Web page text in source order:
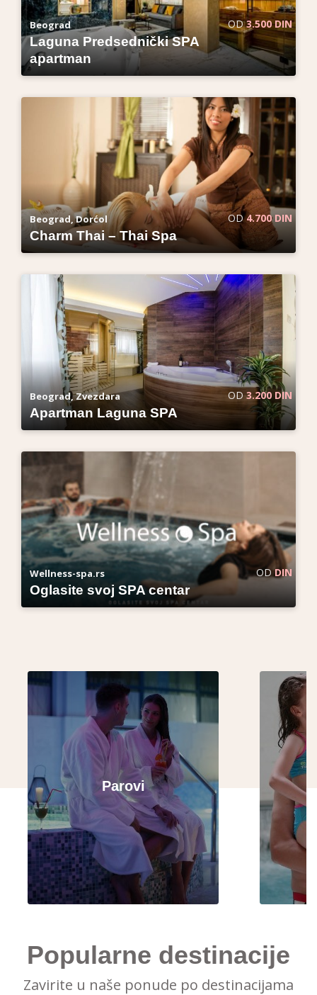
Beograd
Laguna Predsednički SPA
apartman
OD3.500 DIN
Beograd, Dorćol
Charm Thai – Thai Spa
OD4.700 DIN
Beograd, Zvezdara
Apartman Laguna SPA
OD3.200 DIN
Wellness-spa.rs
Oglasite svoj SPA centar
ODDIN
Parovi
Popularne destinacije
Zavirite u naše ponude po destinacijama